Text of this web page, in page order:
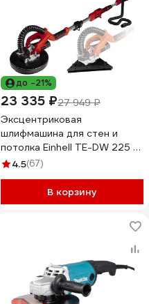
до -21%
23 335 ₽27 949 ₽
Эксцентриковая
шлифмашина для стен и
потолка Einhell TE-DW 225 X,
750 Вт, 4259960
4.5(67)
В корзину